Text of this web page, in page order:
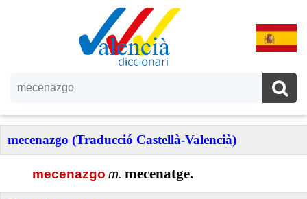
mecenazgo (Traducció Castellà-Valencià)
mecenazgo m. mecenatge.